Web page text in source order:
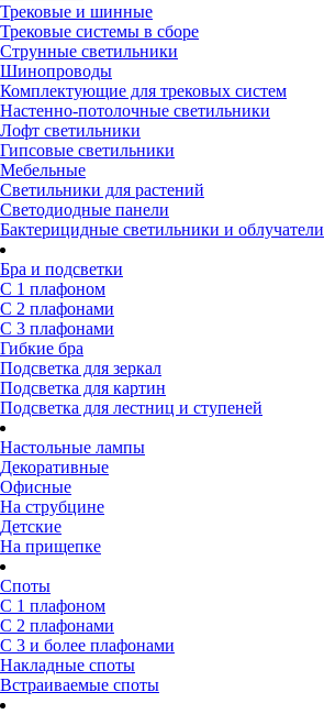
Трековые и шинные
Трековые системы в сборе
Струнные светильники
Шинопроводы
Комплектующие для трековых систем
Настенно-потолочные светильники
Лофт светильники
Гипсовые светильники
Мебельные
Светильники для растений
Светодиодные панели
Бактерицидные светильники и облучатели
Бра и подсветки
С 1 плафоном
С 2 плафонами
С 3 плафонами
Гибкие бра
Подсветка для зеркал
Подсветка для картин
Подсветка для лестниц и ступеней
Настольные лампы
Декоративные
Офисные
На струбцине
Детские
На прищепке
Споты
С 1 плафоном
С 2 плафонами
С 3 и более плафонами
Накладные споты
Встраиваемые споты